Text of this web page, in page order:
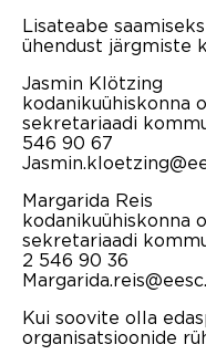
Lisateabe
ühendust järgmiste
Jasmin Klötzing
kodanikuühiskonna
sekretariaadi
546 90 67
Margarida Reis
kodanikuühiskonna
sekretariaadi
2 546 90 36
Kui soovite olla
organisatsioonide